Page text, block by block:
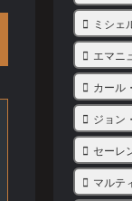
ミシェ
エマニ
カール
ジョン
セーレ
マルテ